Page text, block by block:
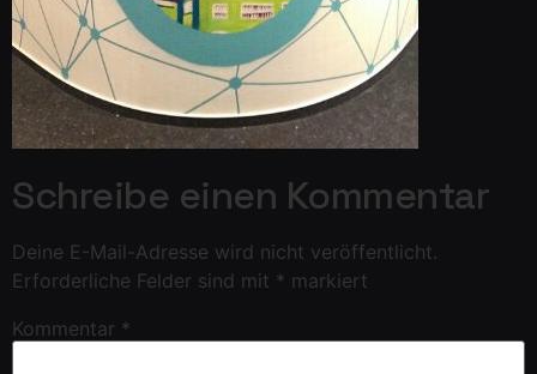
Schreibe einen Kommentar
Deine E-Mail-Adresse wird nicht veröffentlicht.
Erforderliche Felder sind mit * markiert
Kommentar *